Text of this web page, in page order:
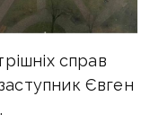
справ
Євген